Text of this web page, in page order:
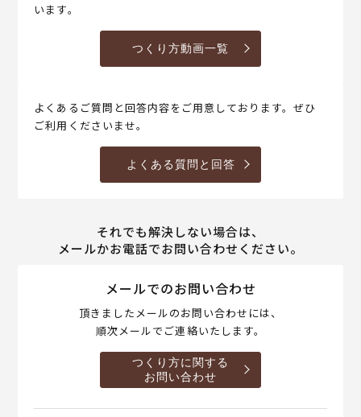
います。
つくり方動画一覧
よくあるご質問と回答内容をご用意しております。ぜひ
ご利用くださいませ。
よくある質問と回答
それでも解決しない場合は、
メールかお電話でお問い合わせください。
メールでのお問い合わせ
頂きましたメールのお問い合わせには、
順次メールでご連絡いたします。
つくり方に関する
お問い合わせ